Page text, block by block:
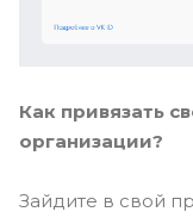
Как привязать
организации?
Зайдите в свой